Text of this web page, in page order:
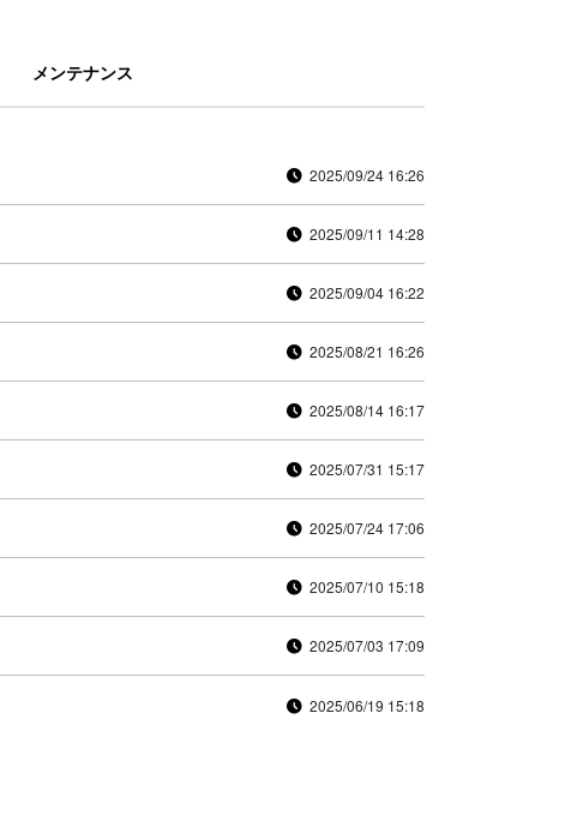
メンテナンス
2025/09/24 16:26
2025/09/11 14:28
2025/09/04 16:22
2025/08/21 16:26
2025/08/14 16:17
2025/07/31 15:17
2025/07/24 17:06
2025/07/10 15:18
2025/07/03 17:09
2025/06/19 15:18